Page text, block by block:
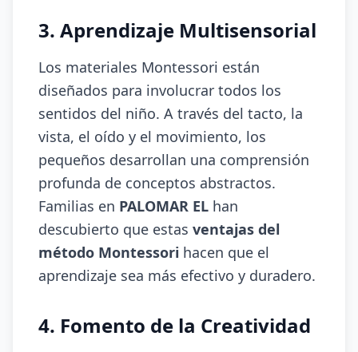
3. Aprendizaje Multisensorial
Los materiales Montessori están
diseñados para involucrar todos los
sentidos del niño. A través del tacto, la
vista, el oído y el movimiento, los
pequeños desarrollan una comprensión
profunda de conceptos abstractos.
Familias en PALOMAR EL han
descubierto que estas ventajas del
método Montessori hacen que el
aprendizaje sea más efectivo y duradero.
4. Fomento de la Creatividad